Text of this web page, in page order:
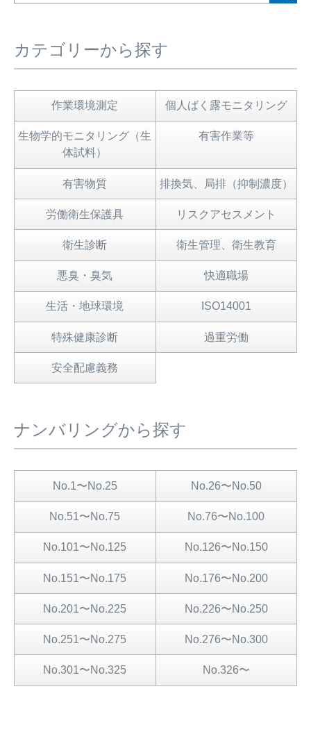
カテゴリーから探す
作業環境測定 個人ばく露モニタリング
生物学的モニタリング（生
体試料）
有害作業等
有害物質 排換気、局排（抑制濃度）
労働衛生保護具 リスクアセスメント
衛生診断 衛生管理、衛生教育
悪臭・臭気 快適職場
生活・地球環境 ISO14001
特殊健康診断 過重労働
安全配慮義務
ナンバリングから探す
No.1〜No.25 No.26〜No.50
No.51〜No.75 No.76〜No.100
No.101〜No.125 No.126〜No.150
No.151〜No.175 No.176〜No.200
No.201〜No.225 No.226〜No.250
No.251〜No.275 No.276〜No.300
No.301〜No.325 No.326〜